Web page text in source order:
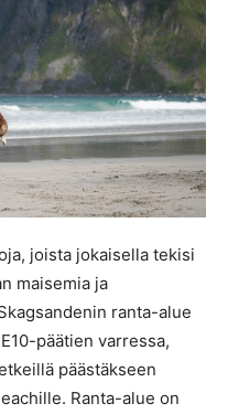
joista jokaisella tekisi
maisemia ja
ranta-alue
päätien varressa,
päästäkseen
Ranta-alue on